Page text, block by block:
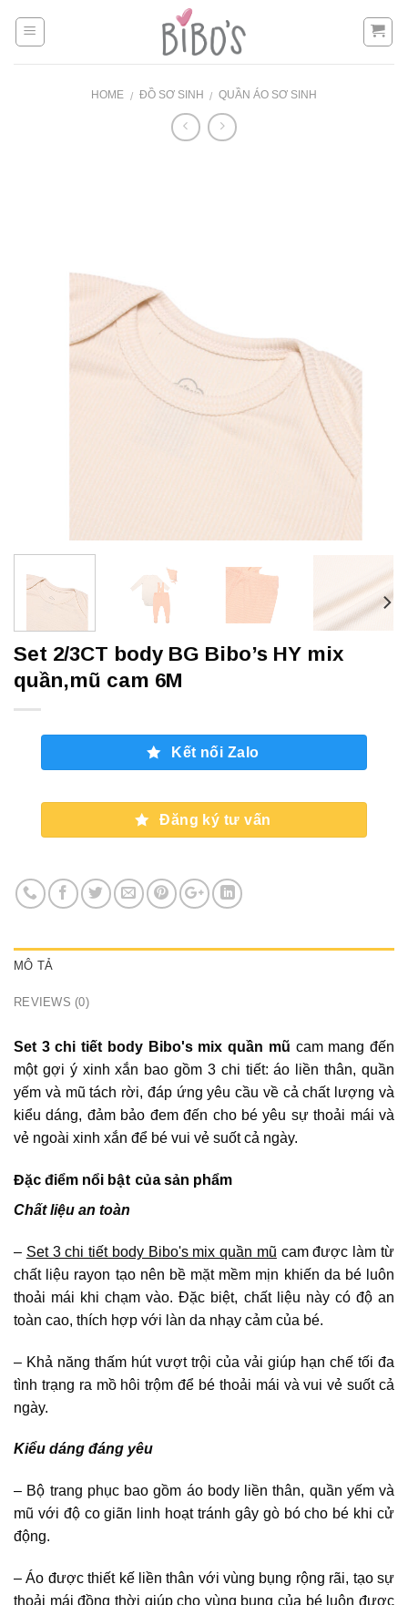
HOME / ĐỒ SƠ SINH / QUẦN ÁO SƠ SINH
Set 2/3CT body BG Bibo’s HY mix
quần,mũ cam 6M
Kết nối Zalo
Đăng ký tư vấn
MÔ TẢ
REVIEWS (0)
Set 3 chi tiết body Bibo's mix quần mũ cam mang đến
một gợi ý xinh xắn bao gồm 3 chi tiết: áo liền thân, quần
yếm và mũ tách rời, đáp ứng yêu cầu về cả chất lượng và
kiểu dáng, đảm bảo đem đến cho bé yêu sự thoải mái và
vẻ ngoài xinh xắn để bé vui vẻ suốt cả ngày.
Đặc điểm nổi bật của sản phẩm
Chất liệu an toàn
– Set 3 chi tiết body Bibo's mix quần mũ cam được làm từ
chất liệu rayon tạo nên bề mặt mềm mịn khiến da bé luôn
thoải mái khi chạm vào. Đặc biệt, chất liệu này có độ an
toàn cao, thích hợp với làn da nhạy cảm của bé.
– Khả năng thấm hút vượt trội của vải giúp hạn chế tối đa
tình trạng ra mồ hôi trộm để bé thoải mái và vui vẻ suốt cả
ngày.
Kiểu dáng đáng yêu
– Bộ trang phục bao gồm áo body liền thân, quần yếm và
mũ với độ co giãn linh hoạt tránh gây gò bó cho bé khi cử
động.
– Áo được thiết kế liền thân với vùng bụng rộng rãi, tạo sự
thoải mái đồng thời giúp cho vùng bụng của bé luôn được